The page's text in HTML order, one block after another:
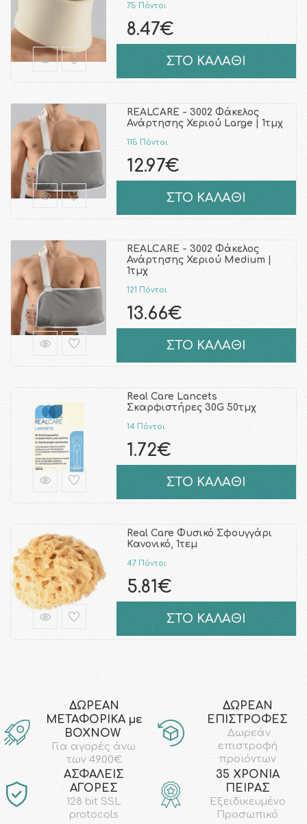
75 Πόντοι
8.47€
ΣΤΟ ΚΑΛΑΘΙ
REALCARE - 3002 Φάκελος
Ανάρτησης Χεριού Large | 1τμχ
115 Πόντοι
12.97€
ΣΤΟ ΚΑΛΑΘΙ
REALCARE - 3002 Φάκελος
Ανάρτησης Χεριού Medium |
1τμχ
121 Πόντοι
13.66€
ΣΤΟ ΚΑΛΑΘΙ
Real Care Lancets
Σκαρφιστήρες 30G 50τμχ
14 Πόντοι
1.72€
ΣΤΟ ΚΑΛΑΘΙ
Real Care Φυσικό Σφουγγάρι
Κανονικό, 1τεμ
47 Πόντοι
5.81€
ΣΤΟ ΚΑΛΑΘΙ
ΔΩΡΕΑΝ
ΜΕΤΑΦΟΡΙΚΑ με
ΒΟΧΝΟW
Για αγορές άνω
των 49.00€
ΔΩΡΕΑΝ
ΕΠΙΣΤΡΟΦΕΣ
Δωρεάν
επιστροφή
προϊόντων
AΣΦΑΛΕΙΣ
ΑΓΟΡΕΣ
128 bit SSL
protocols
35 ΧΡΟΝΙΑ
ΠΕΙΡΑΣ
Εξειδικευμένο
Προσωπικό